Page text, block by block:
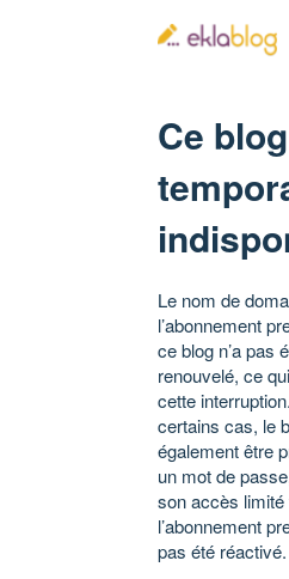
Ce
Le nom de
l’abonnement
ce blog n’a pas
renouvelé, ce
cette
certains cas, le
également être
un mot de
son accès limité
l’abonnement
pas été réactivé.